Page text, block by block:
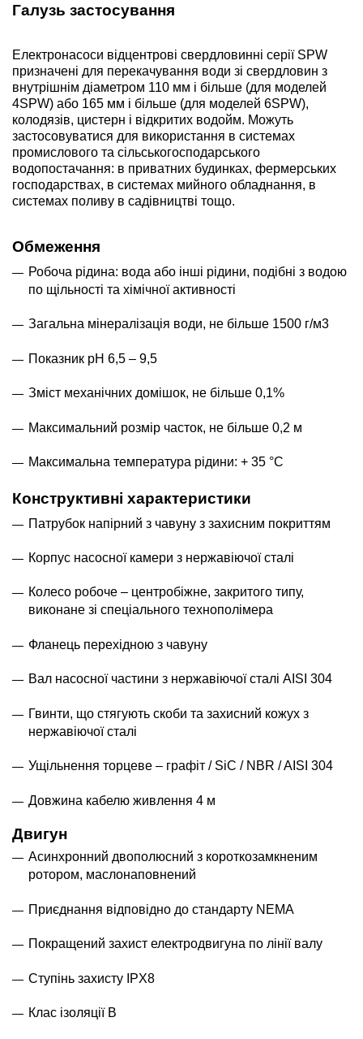
Галузь застосування
Електронасоси відцентрові свердловинні серії SPW
призначені для перекачування води зі свердловин з
внутрішнім діаметром 110 мм і більше (для моделей
4SPW) або 165 мм і більше (для моделей 6SPW),
колодязів, цистерн і відкритих водойм. Можуть
застосовуватися для використання в системах
промислового та сільськогосподарського
водопостачання: в приватних будинках, фермерських
господарствах, в системах мийного обладнання, в
системах поливу в садівництві тощо.
Обмеження
Робоча рідина: вода або інші рідини, подібні з водою
по щільності та хімічної активності
Загальна мінералізація води, не більше 1500 г/м3
Показник pH 6,5 – 9,5
Зміст механічних домішок, не більше 0,1%
Максимальний розмір часток, не більше 0,2 м
Максимальна температура рідини: + 35 °С
Конструктивні характеристики
Патрубок напірний з чавуну з захисним покриттям
Корпус насосної камери з нержавіючої сталі
Колесо робоче – центробіжне, закритого типу,
виконане зі спеціального технополімера
Фланець перехідною з чавуну
Вал насосної частини з нержавіючої сталі AISI 304
Гвинти, що стягують скоби та захисний кожух з
нержавіючої сталі
Ущільнення торцеве – графіт / SiC / NBR / AISI 304
Довжина кабелю живлення 4 м
Двигун
Асинхронний двополюсний з короткозамкненим
ротором, маслонаповнений
Приєднання відповідно до стандарту NEMA
Покращений захист електродвигуна по лінії валу
Ступінь захисту IPХ8
Клас ізоляції В